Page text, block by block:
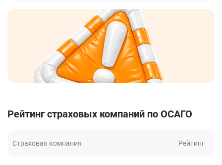
Рейтинг страховых компаний по ОСАГО
Страховая компания Рейтинг